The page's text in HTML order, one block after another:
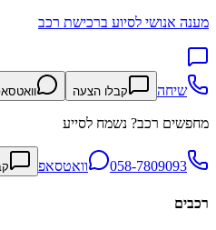
מענה אנושי לסיוע ברכישת רכב
שיחה קבלו הצעה
מחפשים רכב? נשמח לסייע
058-7809093 וואטסאפ
רכבים